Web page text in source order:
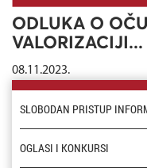
ODLUKA O
VALORIZACIJI...
08.11.2023.
SLOBODAN PRISTUP
OGLASI I KONKURSI